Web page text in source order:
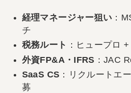
経理マネージャー狙い ：
チ
税務ルート ：ヒュープロ
外資FP&A・IFRS ：JAC
SaaS CS ：リクルートエ
募